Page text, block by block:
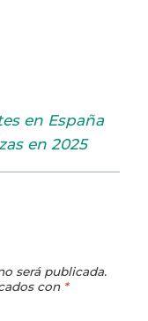
en España
en 2025
será publicada.
con *